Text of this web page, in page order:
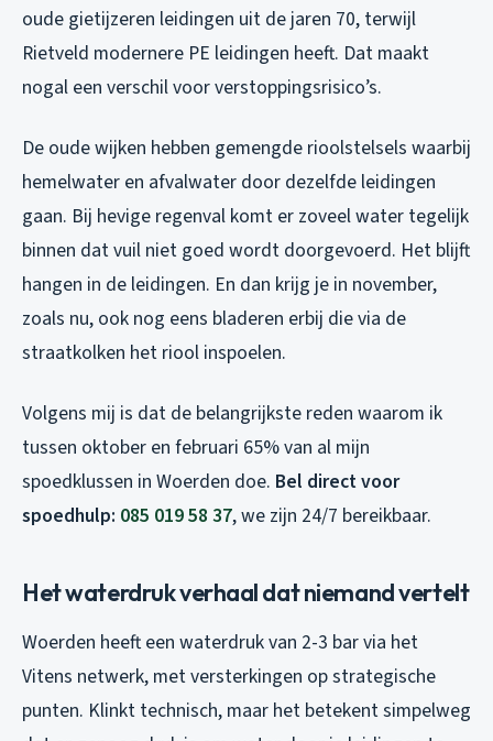
oude gietijzeren leidingen uit de jaren 70, terwijl
Rietveld modernere PE leidingen heeft. Dat maakt
nogal een verschil voor verstoppingsrisico’s.
De oude wijken hebben gemengde rioolstelsels waarbij
hemelwater en afvalwater door dezelfde leidingen
gaan. Bij hevige regenval komt er zoveel water tegelijk
binnen dat vuil niet goed wordt doorgevoerd. Het blijft
hangen in de leidingen. En dan krijg je in november,
zoals nu, ook nog eens bladeren erbij die via de
straatkolken het riool inspoelen.
Volgens mij is dat de belangrijkste reden waarom ik
tussen oktober en februari 65% van al mijn
spoedklussen in Woerden doe. Bel direct voor
spoedhulp: 085 019 58 37, we zijn 24/7 bereikbaar.
Het waterdruk verhaal dat niemand vertelt
Woerden heeft een waterdruk van 2-3 bar via het
Vitens netwerk, met versterkingen op strategische
punten. Klinkt technisch, maar het betekent simpelweg